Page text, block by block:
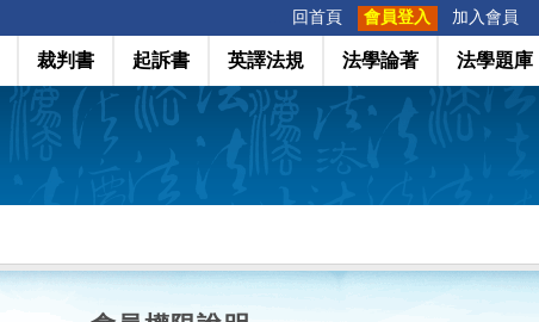
回首頁 會員登入 加入會員
裁判書 起訴書 英譯法規 法學論著 法學題庫